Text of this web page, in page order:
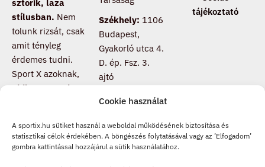
Cookie használat
A sportix.hu sütiket használ a weboldal működésének biztosítása és
statisztikai célok érdekében. A böngészés folytatásával vagy az ’Elfogadom’
gombra kattintással hozzájárul a sütik használatához.
sztorik, laza
stílusban. Nem
tolunk rizsát, csak
amit tényleg
érdemes tudni.
Sport X azoknak,
akik nem csak
Csatlakozz, ha te
is másképp
Székhely: 1106
Budapest,
Gyakorló utca 4.
D. ép. Fsz. 3.
ajtó
tájékoztató